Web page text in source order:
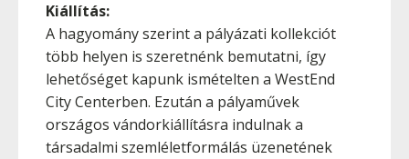
Kiállítás:
A hagyomány szerint a pályázati kollekciót
több helyen is szeretnénk bemutatni, így
lehetőséget kapunk ismételten a WestEnd
City Centerben. Ezután a pályaművek
országos vándorkiállításra indulnak a
társadalmi szemléletformálás üzenetének